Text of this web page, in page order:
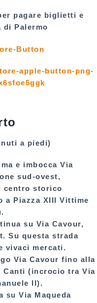
pagare biglietti e
Palermo
a piedi)
e imbocca Via
sud-ovest,
centro storico
a Piazza XIII Vittime
su Via Cavour,
Su questa strada
vivaci mercati.
Via Cavour fino alla
Canti (incrocio tra Via
II).
su Via Maqueda